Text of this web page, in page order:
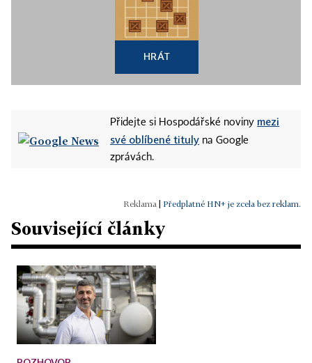
HRÁT
Přidejte si Hospodářské noviny mezi
své oblíbené tituly na Google
zprávách.
Předplatné HN+ je zcela bez reklam.
Související články